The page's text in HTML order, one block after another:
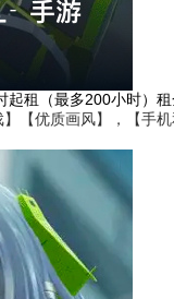
起租（最多200小时）
】【优质画风】，【手